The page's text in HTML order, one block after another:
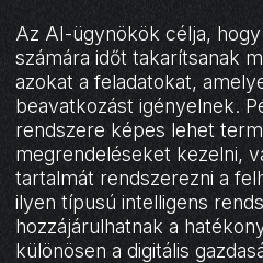
Az AI-ügynökök célja,
számára időt takarítsanak
azokat a feladatokat,
beavatkozást igényelnek.
rendszere képes lehet
megrendeléseket kezelni,
tartalmát rendszerezni a
ilyen típusú intelligens
hozzájárulhatnak a
különösen a digitális